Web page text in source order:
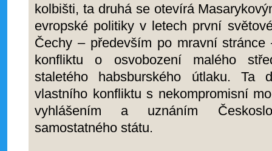
kolbišti, ta druhá se otevírá
evropské politiky v letech první
Čechy – především po mravní
konfliktu o osvobození malého
staletého habsburského útlaku. Ta
vlastního konfliktu s nekompromisní
vyhlášením a uznáním
samostatného státu.